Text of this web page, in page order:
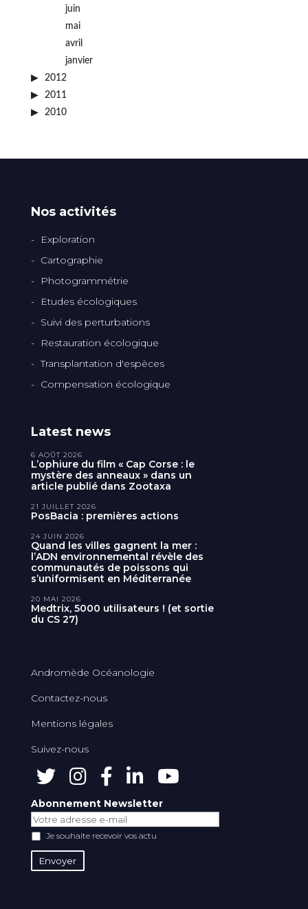
juin
mai
avril
janvier
2012
2011
2010
Nos activités
Exploration
Cartographie
Photogrammétrie
Etudes écologiques
Suivi des perturbations
Restauration écologique
Transplantation d'espèces
Compensation écologique
Latest news
L’ophiure du film « Cap Corse : le
mystère des anneaux » dans un
article publié dans Zootaxa
6 AOÛT 2026
PosBacia : premières actions
21 JUILLET 2026
Quand les villes gagnent la mer :
l’ADN environnemental révèle des
communautés de poissons qui
s’uniformisent en Méditerranée
24 JUIN 2026
Medtrix, 5000 utilisateurs ! (et sortie
du CS 27)
20 MAI 2026
Andromède Océanologie
Contactez-nous
Mentions légales
Suivez-nous
Abonnement Newsletter
Je souhaite recevoir vos actu